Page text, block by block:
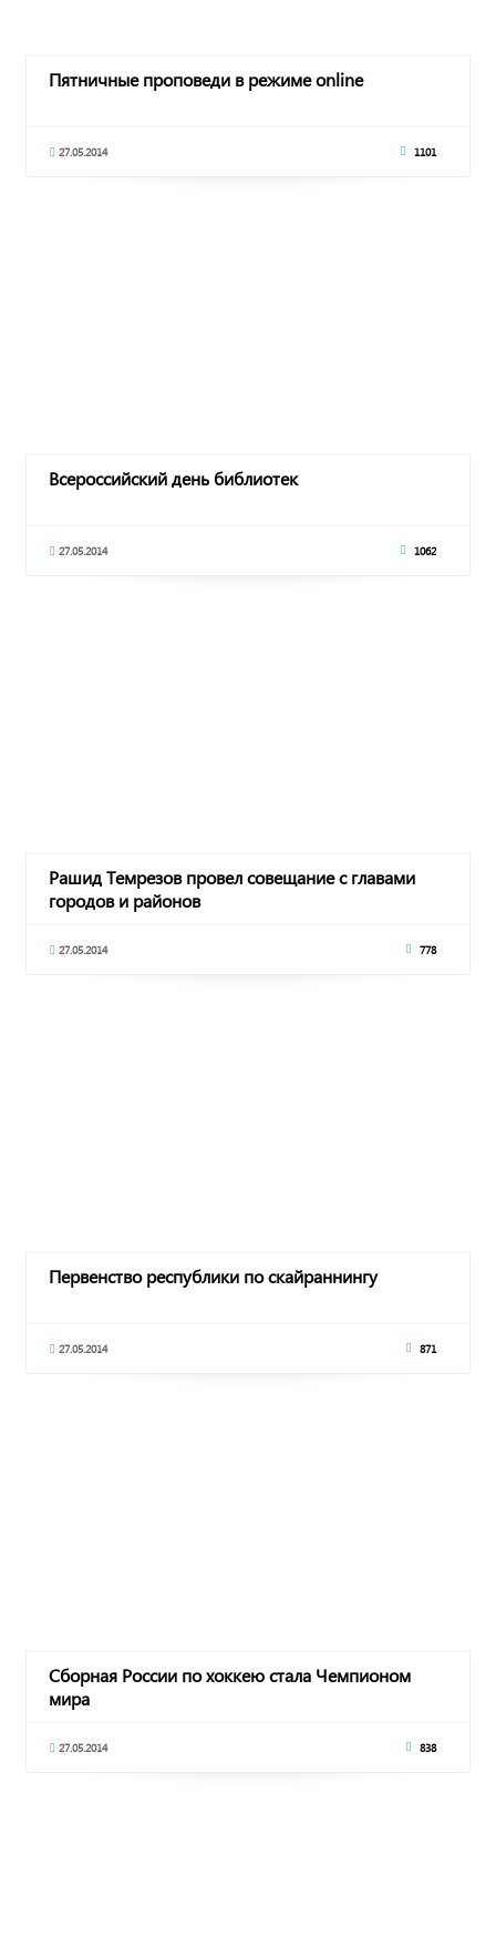
Пятничные проповеди в режиме online
27.05.2014 1101
Всероссийский день библиотек
27.05.2014 1062
Рашид Темрезов провел совещание с главами
городов и районов
27.05.2014 778
Первенство республики по скайраннингу
27.05.2014 871
Сборная России по хоккею стала Чемпионом
мира
27.05.2014 838